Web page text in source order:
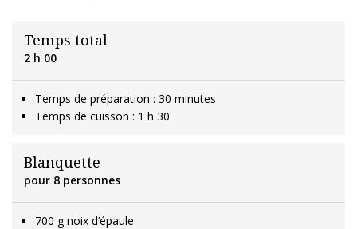
Temps total
2 h 00
Temps de préparation : 30 minutes
Temps de cuisson : 1 h 30
Blanquette
pour 8 personnes
700 g noix d’épaule